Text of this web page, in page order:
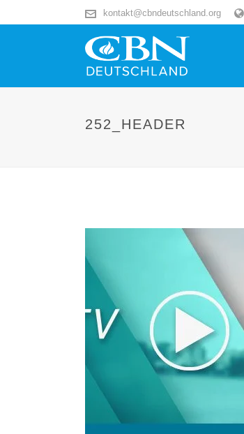
kontakt@cbndeutschland.org
252_HEADER